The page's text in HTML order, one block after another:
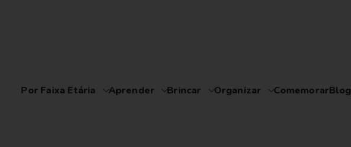
Por Faixa Etária Aprender Brincar Organizar ComemorarBlog